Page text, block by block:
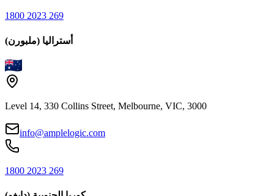
1800 2023 269
أستراليا (ملبورن)
Level 14, 330 Collins Street, Melbourne, VIC, 3000
info@amplelogic.com
1800 2023 269